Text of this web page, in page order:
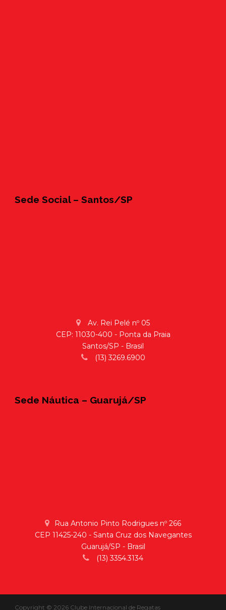
Sede Social – Santos/SP
Av. Rei Pelé nº 05
CEP: 11030-400 - Ponta da Praia
Santos/SP - Brasil
(13) 3269.6900
Sede Náutica – Guarujá/SP
Rua Antonio Pinto Rodrigues nº 266
CEP 11425-240 - Santa Cruz dos Navegantes
Guarujá/SP - Brasil
(13) 3354.3134
Copyright © 2026 Clube Internacional de Regatas